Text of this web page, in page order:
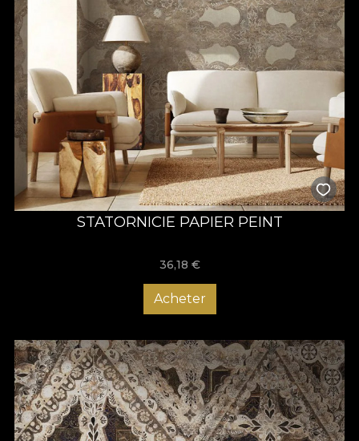
STATORNICIE PAPIER PEINT
36,18 €
Acheter